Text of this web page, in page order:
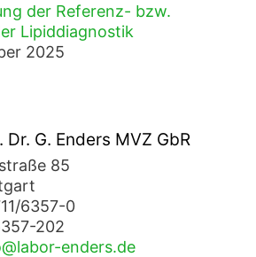
der Referenz- bzw.
Lipiddiagnostik
2025
Dr. G. Enders MVZ GbR
85
6357-0
202
enders.de